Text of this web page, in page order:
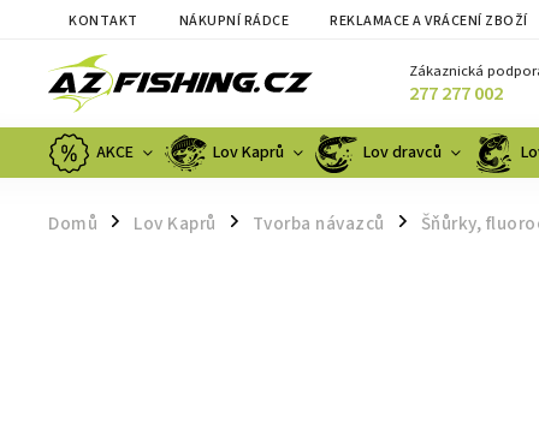
KONTAKT NÁKUPNÍ RÁDCE REKLAMACE A VRÁCENÍ ZBOŽÍ
Zákaznická
277 277 002
AKCE Lov Kaprů Lov dravců
Domů / Lov Kaprů / Tvorba návazců / Šňůrky,